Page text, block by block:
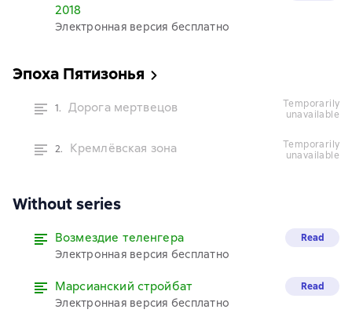
2018
Электронная версия бесплатно
Эпоха Пятизонья
1. Дорога мертвецов
temporarily
unavailable
2. Кремлёвская зона
temporarily
unavailable
Without series
Возмездие теленгера
Электронная версия бесплатно
Read
Марсианский стройбат
Электронная версия бесплатно
Read